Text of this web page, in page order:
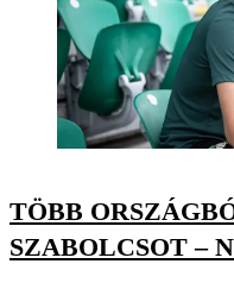
TÖBB
SZABOLCSOT –